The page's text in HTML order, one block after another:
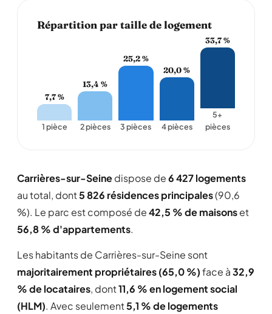
Répartition par taille de logement
7,7 %
1 pièce
13,4 %
2 pièces
25,2 %
3 pièces
20,0 %
4 pièces
33,7 %
5+
pièces
Carrières-sur-Seinedispose de6 427 logements
au total, dont5 826 résidences principales(90,6
%). Le parc est composé de42,5 % de maisonset
56,8 % d'appartements.
Les habitants de Carrières-sur-Seine sont
majoritairement propriétaires (65,0 %)face à32,9
% de locataires, dont11,6 % en logement social
(HLM). Avec seulement5,1 % de logements